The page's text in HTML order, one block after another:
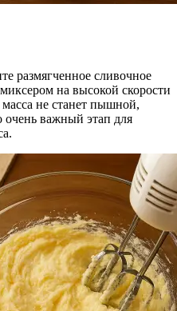
размягченное сливочное
на высокой скорости
не станет пышной,
важный этап для